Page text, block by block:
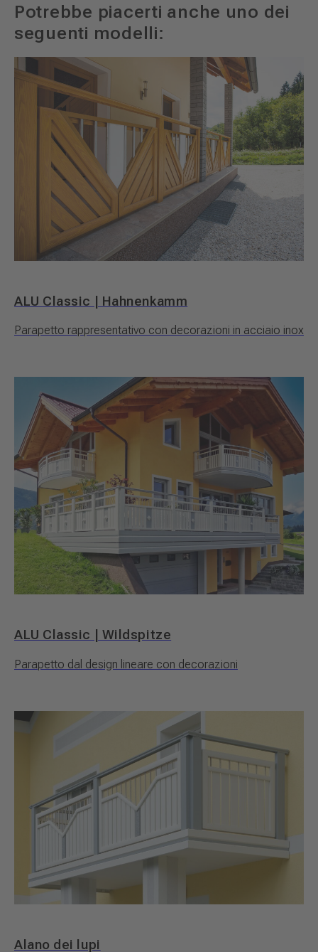
Potrebbe piacerti anche uno dei
seguenti modelli:
ALU Classic | Hahnenkamm
Parapetto rappresentativo con decorazioni in acciaio inox
ALU Classic | Wildspitze
Parapetto dal design lineare con decorazioni
Alano dei lupi